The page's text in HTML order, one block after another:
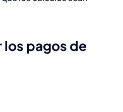
los pagos de